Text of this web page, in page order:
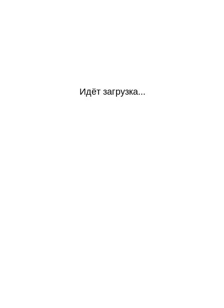
Идёт загрузка...